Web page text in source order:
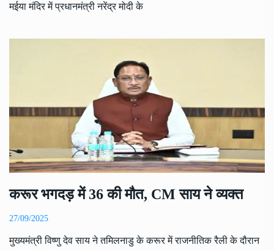
मईया मंदिर में प्रधानमंत्री नरेंद्र मोदी के
करूर भगदड़ में 36 की मौत, CM साय ने व्यक्त
27/09/2025
मुख्यमंत्री विष्णु देव साय ने तमिलनाडु के करूर में राजनीतिक रैली के दौरान